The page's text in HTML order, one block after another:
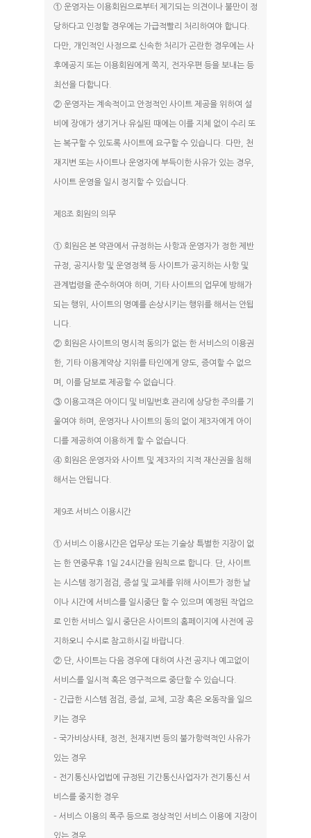
① 운영자는 이용회원으로부터 제기되는 의견이나 불만이 정
당하다고 인정할 경우에는 가급적빨리 처리하여야 합니다.
다만, 개인적인 사정으로 신속한 처리가 곤란한 경우에는 사
후에공지 또는 이용회원에게 쪽지, 전자우편 등을 보내는 등
최선을 다합니다.
② 운영자는 계속적이고 안정적인 사이트 제공을 위하여 설
비에 장애가 생기거나 유실된 때에는 이를 지체 없이 수리 또
는 복구할 수 있도록 사이트에 요구할 수 있습니다. 다만, 천
재지변 또는 사이트나 운영자에 부득이한 사유가 있는 경우,
사이트 운영을 일시 정지할 수 있습니다.
제8조 회원의 의무
① 회원은 본 약관에서 규정하는 사항과 운영자가 정한 제반
규정, 공지사항 및 운영정책 등 사이트가 공지하는 사항 및
관계법령을 준수하여야 하며, 기타 사이트의 업무에 방해가
되는 행위, 사이트의 명예를 손상시키는 행위를 해서는 안됩
니다.
② 회원은 사이트의 명시적 동의가 없는 한 서비스의 이용권
한, 기타 이용계약상 지위를 타인에게 양도, 증여할 수 없으
며, 이를 담보로 제공할 수 없습니다.
③ 이용고객은 아이디 및 비밀번호 관리에 상당한 주의를 기
울여야 하며, 운영자나 사이트의 동의 없이 제3자에게 아이
디를 제공하여 이용하게 할 수 없습니다.
④ 회원은 운영자와 사이트 및 제3자의 지적 재산권을 침해
해서는 안됩니다.
제9조 서비스 이용시간
① 서비스 이용시간은 업무상 또는 기술상 특별한 지장이 없
는 한 연중무휴 1일 24시간을 원칙으로 합니다. 단, 사이트
는 시스템 정기점검, 증설 및 교체를 위해 사이트가 정한 날
이나 시간에 서비스를 일시중단 할 수 있으며 예정된 작업으
로 인한 서비스 일시 중단은 사이트의 홈페이지에 사전에 공
지하오니 수시로 참고하시길 바랍니다.
② 단, 사이트는 다음 경우에 대하여 사전 공지나 예고없이
서비스를 일시적 혹은 영구적으로 중단할 수 있습니다.
– 긴급한 시스템 점검, 증설, 교체, 고장 혹은 오동작을 일으
키는 경우
– 국가비상사태, 정전, 천재지변 등의 불가항력적인 사유가
있는 경우
– 전기통신사업법에 규정된 기간통신사업자가 전기통신 서
비스를 중지한 경우
– 서비스 이용의 폭주 등으로 정상적인 서비스 이용에 지장이
있는 경우